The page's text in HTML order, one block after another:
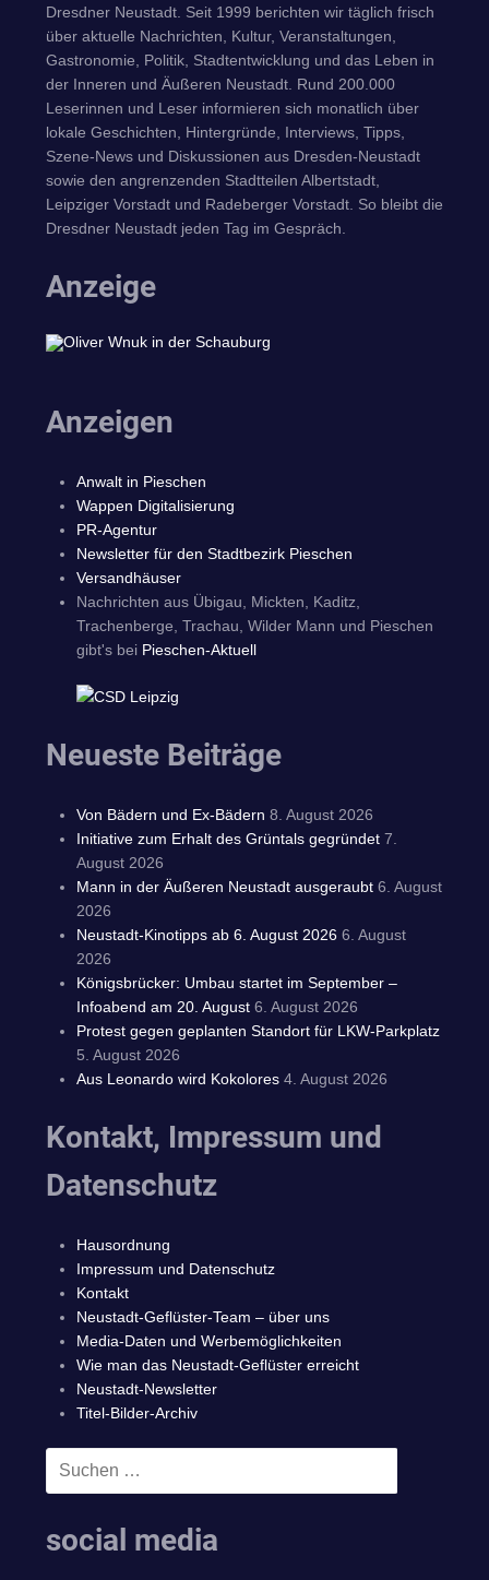
Dresdner Neustadt. Seit 1999 berichten wir täglich frisch
über aktuelle Nachrichten, Kultur, Veranstaltungen,
Gastronomie, Politik, Stadtentwicklung und das Leben in
der Inneren und Äußeren Neustadt. Rund 200.000
Leserinnen und Leser informieren sich monatlich über
lokale Geschichten, Hintergründe, Interviews, Tipps,
Szene-News und Diskussionen aus Dresden-Neustadt
sowie den angrenzenden Stadtteilen Albertstadt,
Leipziger Vorstadt und Radeberger Vorstadt. So bleibt die
Dresdner Neustadt jeden Tag im Gespräch.
Anzeige
Anzeigen
Anwalt in Pieschen
Wappen Digitalisierung
PR-Agentur
Newsletter für den Stadtbezirk Pieschen
Versandhäuser
Nachrichten aus Übigau, Mickten, Kaditz,
Trachenberge, Trachau, Wilder Mann und Pieschen
gibt's bei Pieschen-Aktuell
Neueste Beiträge
Von Bädern und Ex-Bädern 8. August 2026
Initiative zum Erhalt des Grüntals gegründet 7.
August 2026
Mann in der Äußeren Neustadt ausgeraubt 6. August
2026
Neustadt-Kinotipps ab 6. August 2026 6. August
2026
Königsbrücker: Umbau startet im September –
Infoabend am 20. August 6. August 2026
Protest gegen geplanten Standort für LKW-Parkplatz
5. August 2026
Aus Leonardo wird Kokolores 4. August 2026
Kontakt, Impressum und
Datenschutz
Hausordnung
Impressum und Datenschutz
Kontakt
Neustadt-Geflüster-Team – über uns
Media-Daten und Werbemöglichkeiten
Wie man das Neustadt-Geflüster erreicht
Neustadt-Newsletter
Titel-Bilder-Archiv
Suchen
social media